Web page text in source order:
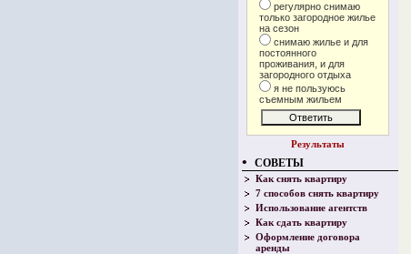
регулярно снимаю
только загородное жилье
на сезон
снимаю жилье и для
постоянного
проживания, и для
загородного отдыха
я не пользуюсь
съемным жильем
Ответить
Результаты
• СОВЕТЫ
Как снять квартиру
7 способов снять квартиру
Использование агентств
Как сдать квартиру
Оформление договора
аренды